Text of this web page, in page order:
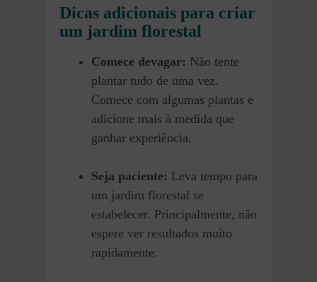
Dicas adicionais para criar
um jardim florestal
Comece devagar: Não tente
plantar tudo de uma vez.
Comece com algumas plantas e
adicione mais à medida que
ganhar experiência.
Seja paciente: Leva tempo para
um jardim florestal se
estabelecer. Principalmente, não
espere ver resultados muito
rapidamente.